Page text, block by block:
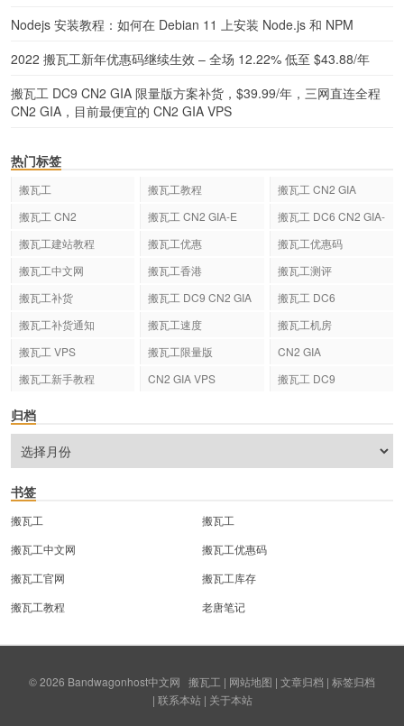
Nodejs 安装教程：如何在 Debian 11 上安装 Node.js 和 NPM
2022 搬瓦工新年优惠码继续生效 – 全场 12.22% 低至 $43.88/年
搬瓦工 DC9 CN2 GIA 限量版方案补货，$39.99/年，三网直连全程
CN2 GIA，目前最便宜的 CN2 GIA VPS
热门标签
搬瓦工 搬瓦工教程
搬瓦工 CN2 GIA
搬瓦工 CN2
搬瓦工 CN2 GIA-E
搬瓦工 DC6 CN2 GIA-
搬瓦工建站教程 搬瓦工优惠
搬瓦工优惠码
搬瓦工中文网
搬瓦工香港
搬瓦工测评
搬瓦工补货
搬瓦工 DC9 CN2 GIA
搬瓦工 DC6
搬瓦工补货通知
搬瓦工速度
搬瓦工机房
搬瓦工 VPS
搬瓦工限量版
CN2 GIA
搬瓦工新手教程
CN2 GIA VPS 搬瓦工 DC9
归档
书签
搬瓦工
搬瓦工
搬瓦工中文网
搬瓦工优惠码
搬瓦工官网
搬瓦工库存
搬瓦工教程
老唐笔记
© 2026 Bandwagonhost中文网 搬瓦工 | 网站地图 | 文章归档 | 标签归档
| 联系本站| 关于本站